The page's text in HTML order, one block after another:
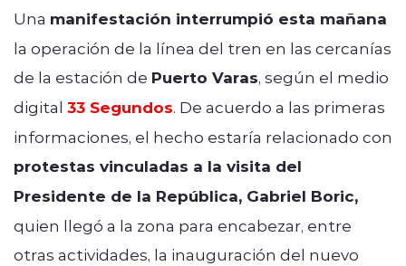
Una manifestación interrumpió esta mañana
la operación de la línea del tren en las cercanías
de la estación de Puerto Varas, según el medio
digital 33 Segundos. De acuerdo a las primeras
informaciones, el hecho estaría relacionado con
protestas vinculadas a la visita del
Presidente de la República, Gabriel Boric,
quien llegó a la zona para encabezar, entre
otras actividades, la inauguración del nuevo